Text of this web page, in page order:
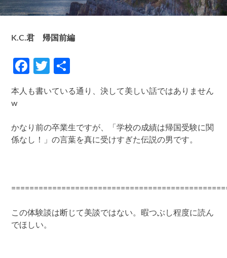
K.C.君 帰国前編
Facebook
Twitter
本人も書いている通り、決して美しい話ではありません
w
かなり前の卒業生ですが、「学校の成績は帰国受験に関
係なし！」の言葉を真に受けすぎた伝説の男です。
この体験談は断じて美談ではない。暇つぶし程度に読ん
でほしい。